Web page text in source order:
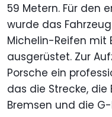
59 Metern. Für den
wurde das
Michelin-Reifen mit
ausgerüstet. Zur
Porsche ein
das die Strecke,
Bremsen und die